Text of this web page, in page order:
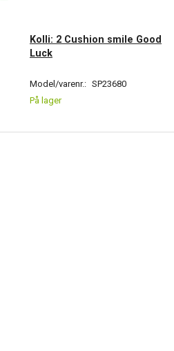
Kolli: 2 Cushion smile Good
Luck
Model/varenr.: SP23680
På lager